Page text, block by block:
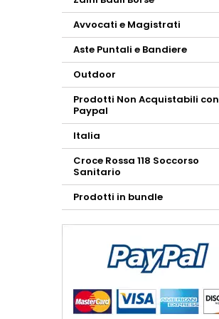
Avvocati e Magistrati
Aste Puntali e Bandiere
Outdoor
Prodotti Non Acquistabili con
Paypal
Italia
Croce Rossa 118 Soccorso
Sanitario
Prodotti in bundle